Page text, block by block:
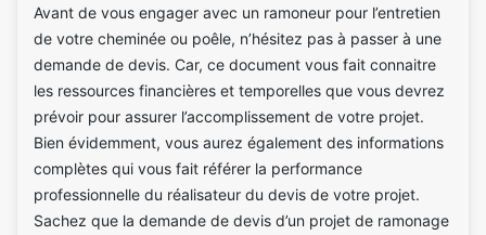
Avant de vous engager avec un ramoneur pour l’entretien
de votre cheminée ou poêle, n’hésitez pas à passer à une
demande de devis. Car, ce document vous fait connaitre
les ressources financières et temporelles que vous devrez
prévoir pour assurer l’accomplissement de votre projet.
Bien évidemment, vous aurez également des informations
complètes qui vous fait référer la performance
professionnelle du réalisateur du devis de votre projet.
Sachez que la demande de devis d’un projet de ramonage